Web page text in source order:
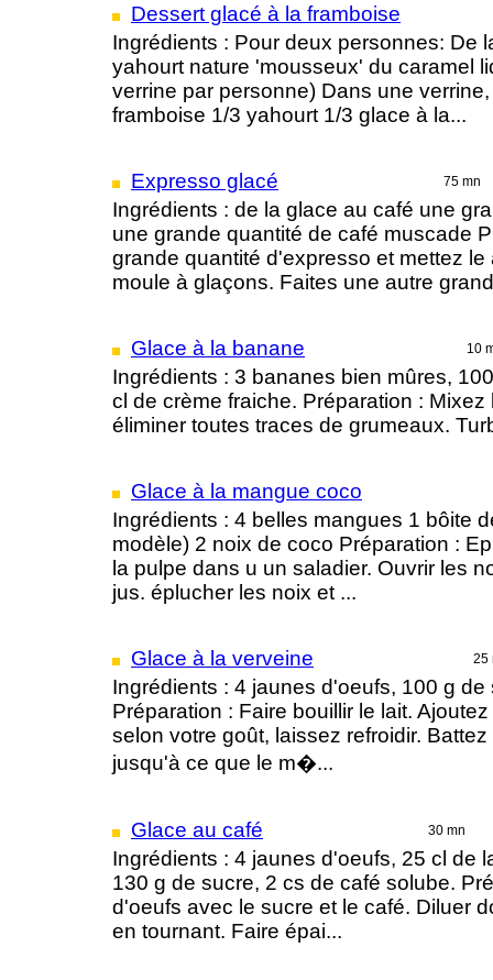
Dessert glacé à la framboise
Ingrédients : Pour deux personnes: De
yahourt nature 'mousseux' du caramel
verrine par personne) Dans une
framboise 1/3 yahourt 1/3 glace à la...
Expresso glacé 75 mn
Ingrédients : de la glace au café une
une grande quantité de café muscade
grande quantité d'expresso et mettez
moule à glaçons. Faites une autre
Glace à la banane 10
Ingrédients : 3 bananes bien mûres,
cl de crème fraiche. Préparation :
éliminer toutes traces de grumeaux.
Glace à la mangue coco
Ingrédients : 4 belles mangues 1 bôite
modèle) 2 noix de coco Préparation :
la pulpe dans u un saladier. Ouvrir les
jus. éplucher les noix et ...
Glace à la verveine 25
Ingrédients : 4 jaunes d'oeufs, 100 g
Préparation : Faire bouillir le lait.
selon votre goût, laissez refroidir.
jusqu'à ce que le m�...
Glace au café 30 mn
Ingrédients : 4 jaunes d'oeufs, 25 cl de
130 g de sucre, 2 cs de café solube.
d'oeufs avec le sucre et le café. Diluer
en tournant. Faire épai...